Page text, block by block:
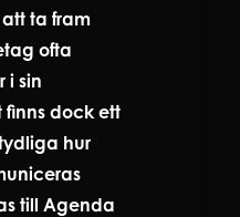
ta fram
ofta
i sin
finns dock ett
hur
till Agenda